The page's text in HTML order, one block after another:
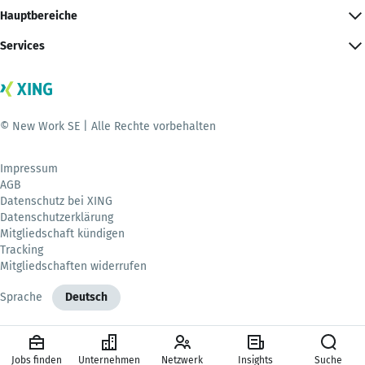
Hauptbereiche
Services
© New Work SE | Alle Rechte vorbehalten
Impressum
AGB
Datenschutz bei XING
Datenschutzerklärung
Mitgliedschaft kündigen
Tracking
Mitgliedschaften widerrufen
Sprache Deutsch
Jobs finden Unternehmen Netzwerk Insights Suche